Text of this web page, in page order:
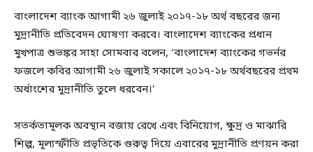
বাংলাদেশ ব্যাংক আগামী ২৬ জুলাই ২০১৭-১৮ অর্থ বছরের জন্য
মুদ্রানীতি প্রতিবেদন ঘোষণা করবে। বাংলাদেশ ব্যাংকের প্রধান
মুখপাত্র শুভঙ্কর সাহা সোমবার বলেন, ‘বাংলাদেশ ব্যাংকের গভর্নর
ফজলে কবির আগামী ২৬ জুলাই সকালে ২০১৭-১৮ অর্থবছরের প্রথম
অর্ধাংশের মুদ্রানীতি তুলে ধরবেন।’
সতর্কতামূলক অবস্থান বজায় রেখে এবং বিনিয়োগ, ক্ষুদ্র ও মাঝারি
শিল্প, মূল্যস্ফীতি প্রভৃতিকে গুরুত্ব দিয়ে এবারের মুদ্রানীতি প্রণয়ন করা